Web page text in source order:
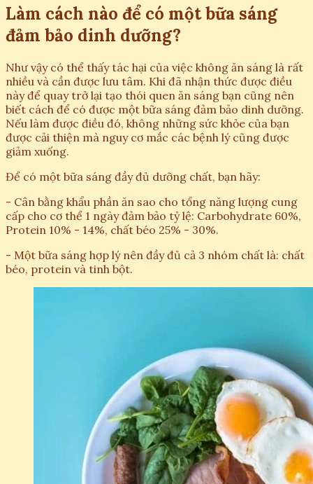
Làm cách nào để có một bữa sáng
đảm bảo dinh dưỡng?
Như vậy có thể thấy tác hại của việc không ăn sáng là rất
nhiều và cần được lưu tâm. Khi đã nhận thức được điều
này để quay trở lại tạo thói quen ăn sáng bạn cũng nên
biết cách để có được một bữa sáng đảm bảo dinh dưỡng.
Nếu làm được điều đó, không những sức khỏe của bạn
được cải thiện mà nguy cơ mắc các bệnh lý cũng được
giảm xuống.
Để có một bữa sáng đầy đủ dưỡng chất, bạn hãy:
- Cân bằng khẩu phần ăn sao cho tổng năng lượng cung
cấp cho cơ thể 1 ngày đảm bảo tỷ lệ: Carbohydrate 60%,
Protein 10% - 14%, chất béo 25% - 30%.
- Một bữa sáng hợp lý nên đầy đủ cả 3 nhóm chất là: chất
béo, protein và tinh bột.